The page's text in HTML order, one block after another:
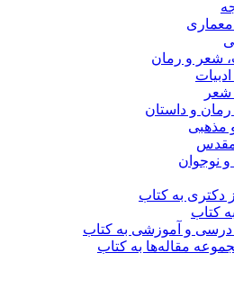
شعر و رمان
و داستان
مذهبی
مقدس
نوجوان
دکتری به کتاب
کتاب
درسی و آموزشی به کتاب
مقاله‌ها به کتاب